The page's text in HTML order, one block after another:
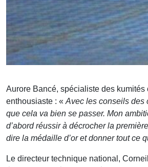
Aurore Bancé, spécialiste des kumités
enthousiaste : « Avec les conseils des
que cela va bien se passer. Mon
d’abord réussir à décrocher la
dire la médaille d’or et donner tout ce
Le directeur technique national,